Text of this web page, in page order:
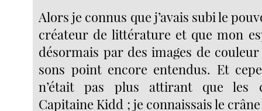
Alors je connus que j’avais subi le
créateur de littérature et que mon
désormais par des images de
sons point encore entendus. Et
n’était pas plus attirant que les
Capitaine Kidd ; je connaissais le